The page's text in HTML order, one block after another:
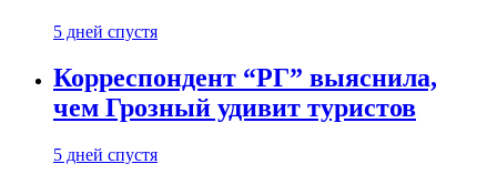
5 дней спустя
Корреспондент “РГ” выяснила,
чем Грозный удивит туристов
5 дней спустя